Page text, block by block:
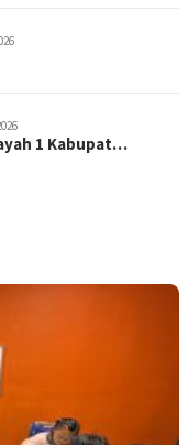
1 Kabupat…